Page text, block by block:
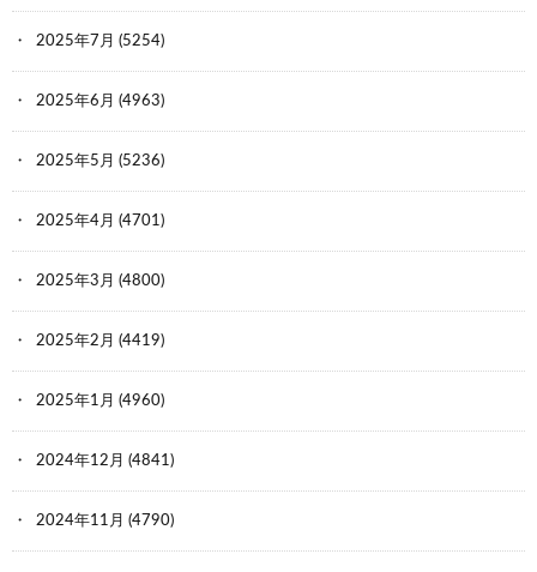
2025年7月 (5254)
2025年6月 (4963)
2025年5月 (5236)
2025年4月 (4701)
2025年3月 (4800)
2025年2月 (4419)
2025年1月 (4960)
2024年12月 (4841)
2024年11月 (4790)